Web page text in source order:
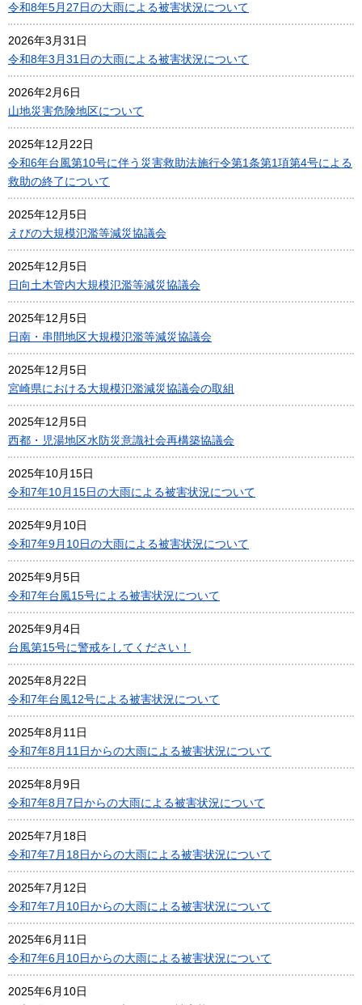
令和8年5月27日の大雨による被害状況について
2026年3月31日
令和8年3月31日の大雨による被害状況について
2026年2月6日
山地災害危険地区について
2025年12月22日
令和6年台風第10号に伴う災害救助法施行令第1条第1項第4号による
救助の終了について
2025年12月5日
えびの大規模氾濫等減災協議会
2025年12月5日
日向土木管内大規模氾濫等減災協議会
2025年12月5日
日南・串間地区大規模氾濫等減災協議会
2025年12月5日
宮崎県における大規模氾濫減災協議会の取組
2025年12月5日
西都・児湯地区水防災意識社会再構築協議会
2025年10月15日
令和7年10月15日の大雨による被害状況について
2025年9月10日
令和7年9月10日の大雨による被害状況について
2025年9月5日
令和7年台風15号による被害状況について
2025年9月4日
台風第15号に警戒をしてください！
2025年8月22日
令和7年台風12号による被害状況について
2025年8月11日
令和7年8月11日からの大雨による被害状況について
2025年8月9日
令和7年8月7日からの大雨による被害状況について
2025年7月18日
令和7年7月18日からの大雨による被害状況について
2025年7月12日
令和7年7月10日からの大雨による被害状況について
2025年6月11日
令和7年6月10日からの大雨による被害状況について
2025年6月10日